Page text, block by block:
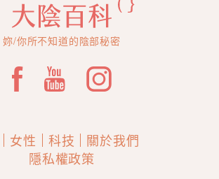
妳/你所不知道的陰部秘密
女性 科技
關於我們
隱私權政策